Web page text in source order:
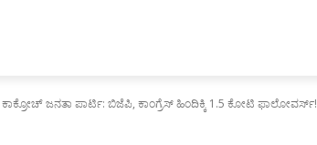
ಕಾಕ್ರೋಚ್ ಜನತಾ ಪಾರ್ಟಿ: ಬಿಜೆಪಿ, ಕಾಂಗ್ರೆಸ್ ಹಿಂದಿಕ್ಕಿ 1.5 ಕೋಟಿ ಫಾಲೋವರ್ಸ್!